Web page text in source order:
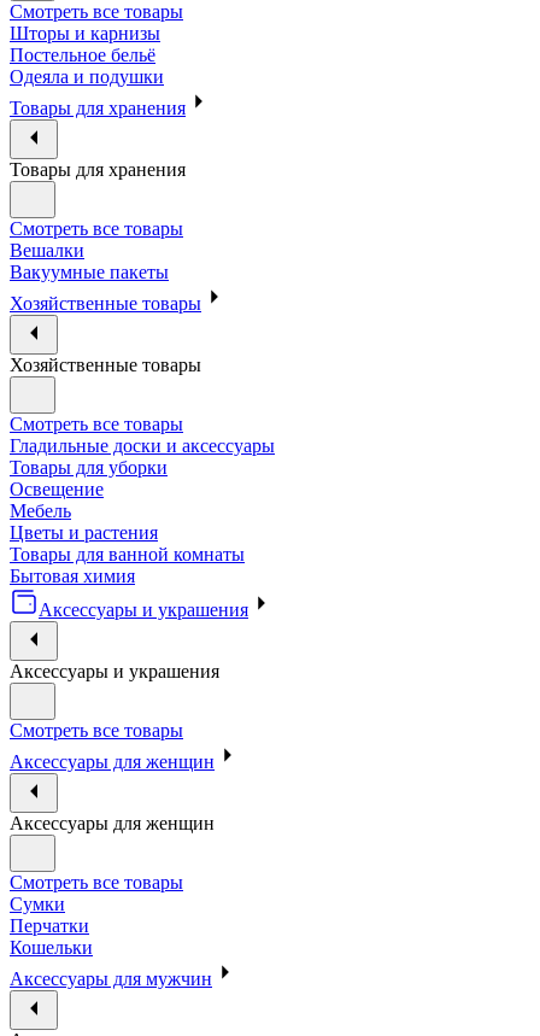
Смотреть все товары
Шторы и карнизы
Постельное бельё
Одеяла и подушки
Товары для хранения
Товары для хранения
Смотреть все товары
Вешалки
Вакуумные пакеты
Хозяйственные товары
Хозяйственные товары
Смотреть все товары
Гладильные доски и аксессуары
Товары для уборки
Освещение
Мебель
Цветы и растения
Товары для ванной комнаты
Бытовая химия
Аксессуары и украшения
Аксессуары и украшения
Смотреть все товары
Аксессуары для женщин
Аксессуары для женщин
Смотреть все товары
Сумки
Перчатки
Кошельки
Аксессуары для мужчин